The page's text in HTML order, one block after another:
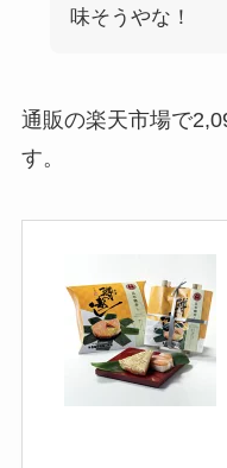
味そうやな！
通販の楽天市場で
す。